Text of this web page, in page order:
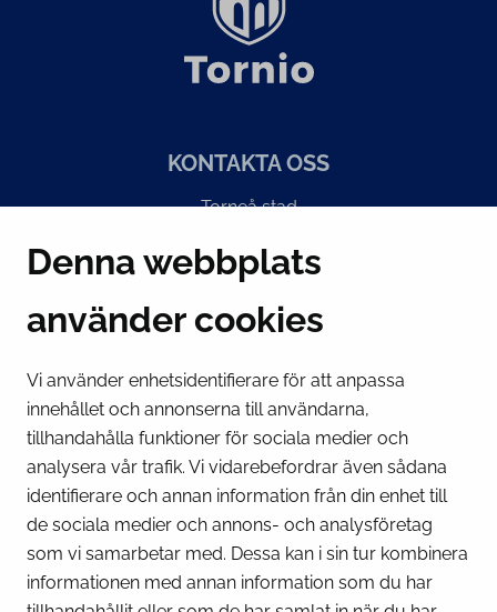
Denna webbplats
använder cookies
Vi använder enhetsidentifierare för att anpassa
innehållet och annonserna till användarna,
tillhandahålla funktioner för sociala medier och
analysera vår trafik. Vi vidarebefordrar även sådana
identifierare och annan information från din enhet till
de sociala medier och annons- och analysföretag
som vi samarbetar med. Dessa kan i sin tur kombinera
informationen med annan information som du har
KONTAKTA OSS
Torneå stad
95400 Torneå
(kl 8 – 16) + 358 16 432 11
E-post
Stadskansliets registratur
kirjaamo@tornio.fi
SNABBLÄNKAR